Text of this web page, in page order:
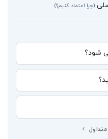
(چرا اعتماد کنیم؟)
شود؟